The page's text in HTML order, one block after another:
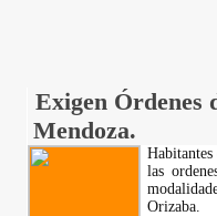
Exigen Órdenes
Mendoza.
las
Orizaba.